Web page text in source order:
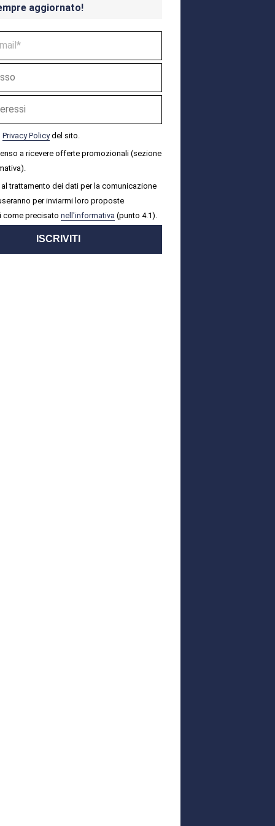
aggiornato!
Privacy Policydel sito.
a ricevere offerte promozionali (sezione
trattamento dei dati per la comunicazione
per inviarmi loro proposte
come precisato nell'informativa (punto 4.1).
ISCRIVITI